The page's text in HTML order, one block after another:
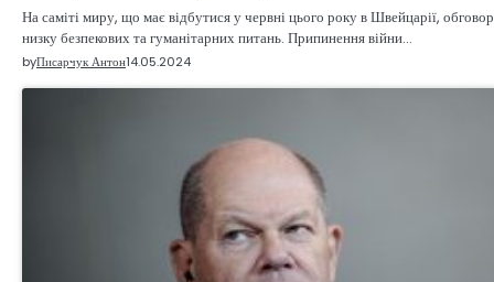
На саміті миру, що має відбутися у червні цього року в Швейцарії,
низку безпекових та гуманітарних питань. Припинення війни…
byПисарчук Антон14.05.2024